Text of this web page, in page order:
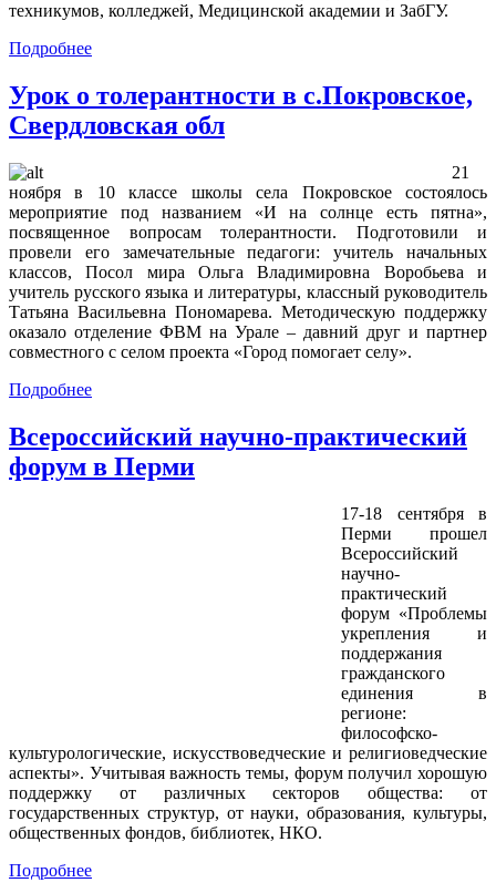
техникумов, колледжей, Медицинской академии и ЗабГУ.
Подробнее
Урок о толерантности в с.Покровское,
Свердловская обл
21
ноября в 10 классе школы села Покровское состоялось
мероприятие под названием «И на солнце есть пятна»,
посвященное вопросам толерантности. Подготовили и
провели его замечательные педагоги: учитель начальных
классов, Посол мира Ольга Владимировна Воробьева и
учитель русского языка и литературы, классный руководитель
Татьяна Васильевна Пономарева. Методическую поддержку
оказало отделение ФВМ на Урале – давний друг и партнер
совместного с селом проекта «Город помогает селу».
Подробнее
Всероссийский научно-практический
форум в Перми
17-18 сентября в
Перми прошел
Всероссийский
научно-
практический
форум «Проблемы
укрепления и
поддержания
гражданского
единения в
регионе:
философско-
культурологические, искусствоведческие и религиоведческие
аспекты». Учитывая важность темы, форум получил хорошую
поддержку от различных секторов общества: от
государственных структур, от науки, образования, культуры,
общественных фондов, библиотек, НКО.
Подробнее